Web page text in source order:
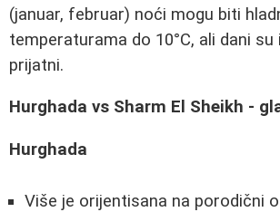
(januar, februar) noći mogu biti
temperaturama do 10°C, ali dani su
prijatni.
Hurghada vs Sharm El Sheikh -
Hurghada
Više je orijentisana na porodični